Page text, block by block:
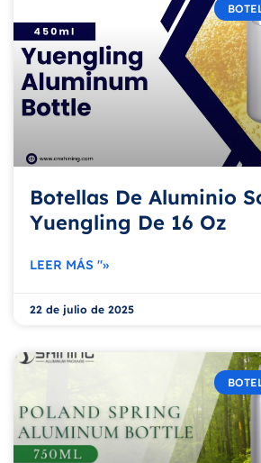
Botellas De Aluminio
Yuengling De 16 Oz
LEER MÁS "»
22 de julio de 2025